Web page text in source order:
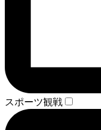
スポーツ観戦